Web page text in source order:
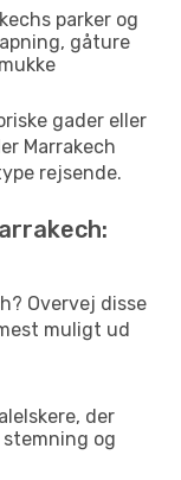
parker og
gåture
gader eller
Marrakech
rejsende.
Overvej disse
muligt ud
der
og